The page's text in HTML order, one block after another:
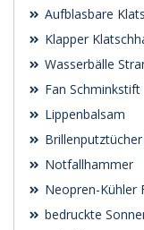
Aufblasbare
Klapper
Wasserbälle
Fan Schminkstift
Lippenbalsam
Notfallhammer
Neopren-Kühler
bedruckte